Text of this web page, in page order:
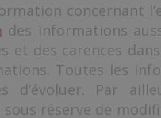
concernant
des informations
des carences
Toutes les
Par
réserve de